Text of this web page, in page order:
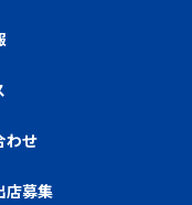
わせ
店募集